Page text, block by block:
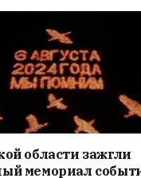
области зажгли
мемориал